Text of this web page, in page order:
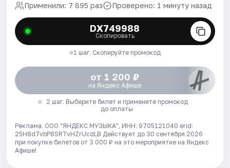
Применили: 7 895 раз Проверено: 1 минуту назад
DX749988
Скопировать
1 шаг. Скопируйте промокод
от 1 200 ₽
на Яндекс Афише
2 шаг. Выберите билет и примените промокод
до оплаты
Реклама. ООО "ЯНДЕКС МУЗЫКА", ИНН: 9705121040 erid:
25H8d7vbP8SRTvHZrUcdLB Действует до 30 сентября 2026
при покупке билетов от 3 000 ₽ на это мероприятие на Яндекс
Афише!